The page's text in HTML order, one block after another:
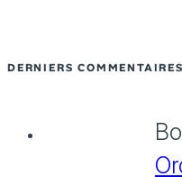
DERNIERS COMMENTAIRES